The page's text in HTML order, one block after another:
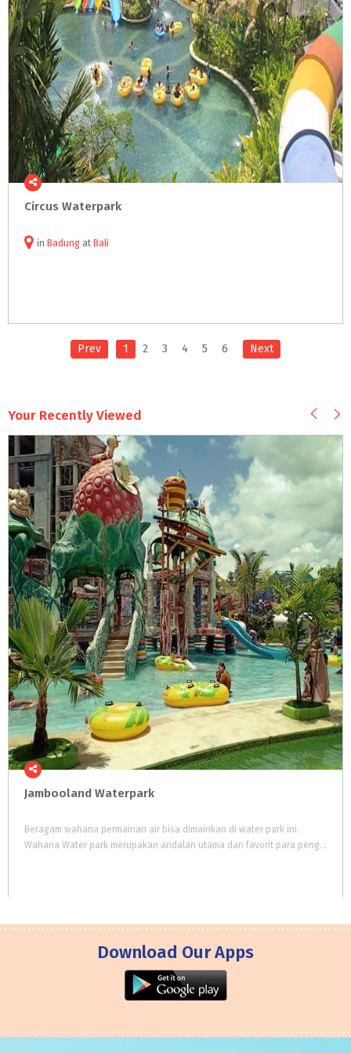
Circus Waterpark
in Badung at Bali
Prev 1 2 3 4 5 6 Next
Your Recently Viewed
Jambooland Waterpark
Beragam wahana permainan air bisa dimainkan di water park ini.
Wahana Water park merupakan andalan utama dan favorit para pengunjung Jambooland.
Download Our Apps